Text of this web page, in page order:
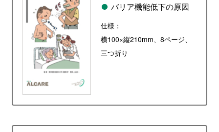
バリア機能低下の原因
仕様：
横100×縦210mm、8ページ、
三つ折り